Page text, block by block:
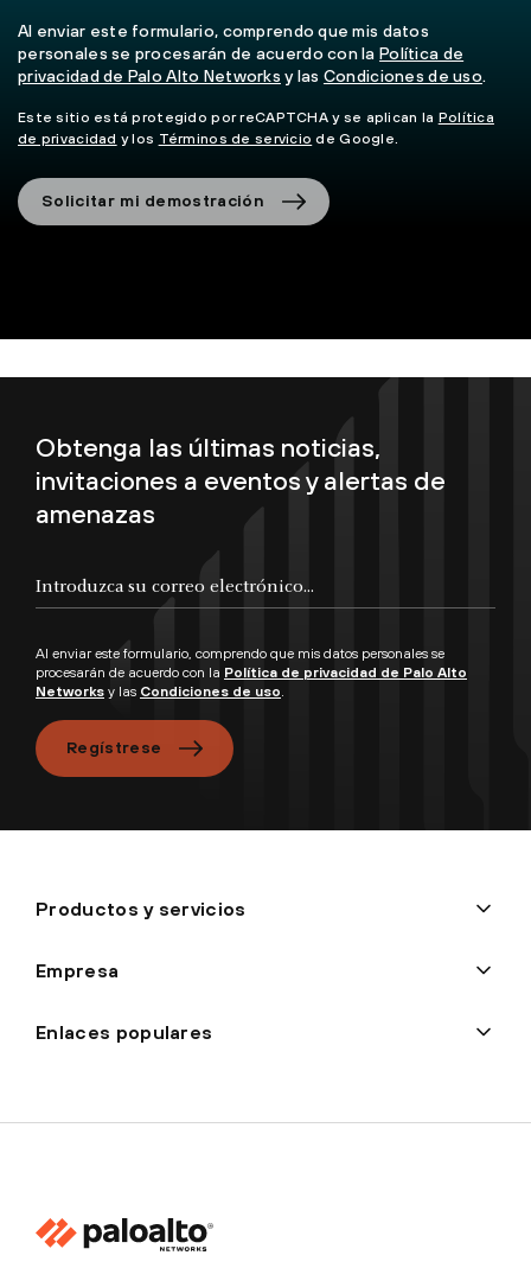
Al enviar este formulario, comprendo que mis datos
personales se procesarán de acuerdo con laPolítica de
privacidad de Palo Alto Networks y las Condiciones de uso.
Este sitio está protegido por reCAPTCHA y se aplican la Política
de privacidad y los Términos de servicio de Google.
Solicitar mi demostración
Obtenga las últimas noticias,
invitaciones a eventos y alertas de
amenazas
Al enviar este formulario, comprendo que mis datos personales se
procesarán de acuerdo con la Política de privacidad de Palo Alto
Networks y las Condiciones de uso
Regístrese
Productos y servicios
Empresa
Enlaces populares